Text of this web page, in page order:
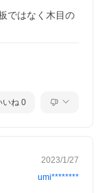
ではなく木目の
いね 0
2023/1/27
umi********